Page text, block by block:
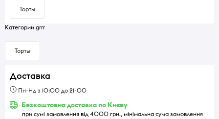
Торты
Категории grrr
Торты
Доставка
Пн-Нд з 10:00 до 21-00
Безкоштовна доставка по Києву
при сумі замовлення від 4000 грн., мінімальна сума замовлення